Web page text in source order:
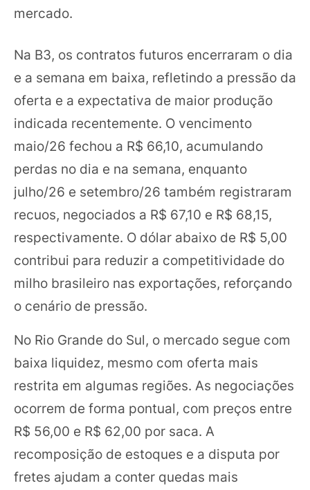
mercado.
Na B3, os contratos futuros encerraram o dia
e a semana em baixa, refletindo a pressão da
oferta e a expectativa de maior produção
indicada recentemente. O vencimento
maio/26 fechou a R$ 66,10, acumulando
perdas no dia e na semana, enquanto
julho/26 e setembro/26 também registraram
recuos, negociados a R$ 67,10 e R$ 68,15,
respectivamente. O dólar abaixo de R$ 5,00
contribui para reduzir a competitividade do
milho brasileiro nas exportações, reforçando
o cenário de pressão.
No Rio Grande do Sul, o mercado segue com
baixa liquidez, mesmo com oferta mais
restrita em algumas regiões. As negociações
ocorrem de forma pontual, com preços entre
R$ 56,00 e R$ 62,00 por saca. A
recomposição de estoques e a disputa por
fretes ajudam a conter quedas mais